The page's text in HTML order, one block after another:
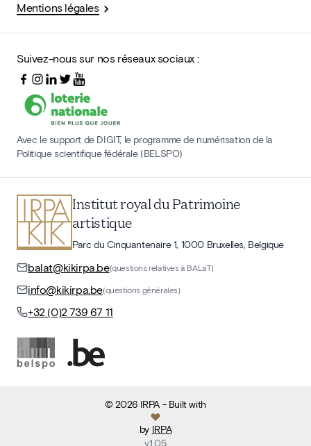
Mentions légales
Suivez-nous sur nos réseaux sociaux :
Avec le support de DIGIT, le programme de numérisation de la
Politique scientifique fédérale (BELSPO)
Institut royal du Patrimoine
artistique
Parc du Cinquantenaire 1, 1000 Bruxelles, Belgique
balat@kikirpa.be(questions relatives à BALaT)
info@kikirpa.be(questions générales)
+32 (0)2 739 67 11
©2026 IRPA- Built with
by IRPA
v1.05